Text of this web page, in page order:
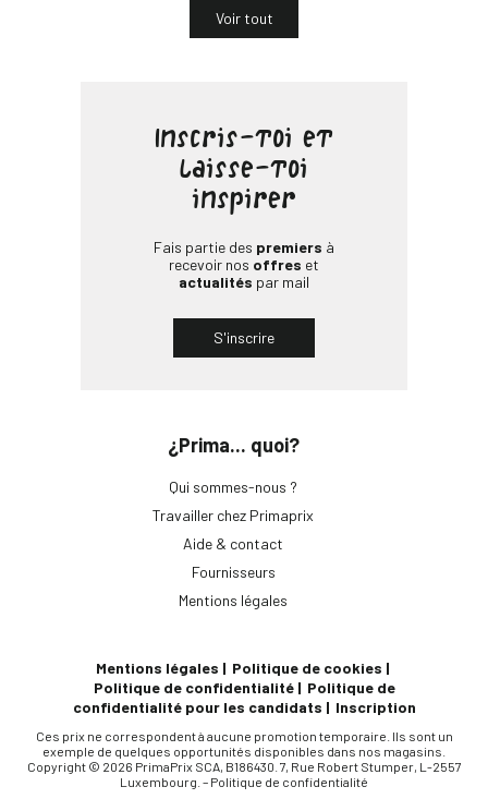
Voir tout
¿Prima... quoi?
Qui sommes-nous ?
Travailler chez Primaprix
Aide & contact
Fournisseurs
Mentions légales
Inscris-toi et
laisse-toi
inspirer
Fais partie des premiers à
recevoir nos offres et
actualités par mail
S'inscrire
Mentions légales
Politique de cookies
Politique de confidentialité
Politique de
confidentialité pour les candidats
Inscription
Ces prix ne correspondent à aucune promotion temporaire. Ils sont un
exemple de quelques opportunités disponibles dans nos magasins.
Copyright © 2026 PrimaPrix SCA, B186430. 7, Rue Robert Stumper, L-2557
Luxembourg. – Politique de confidentialité